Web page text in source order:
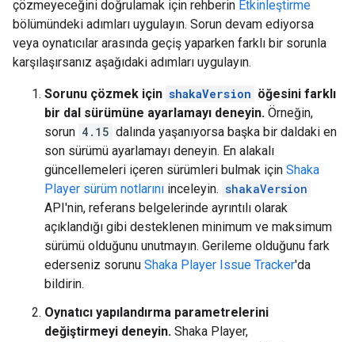
çözmeyeceğini doğrulamak için rehberin Etkinleştirme
bölümündeki adımları uygulayın. Sorun devam ediyorsa
veya oynatıcılar arasında geçiş yaparken farklı bir sorunla
karşılaşırsanız aşağıdaki adımları uygulayın.
Sorunu çözmek için shakaVersion öğesini farklı
bir dal sürümüne ayarlamayı deneyin. Örneğin,
sorun 4.15 dalında yaşanıyorsa başka bir daldaki en
son sürümü ayarlamayı deneyin. En alakalı
güncellemeleri içeren sürümleri bulmak için Shaka
Player sürüm notlarını inceleyin. shakaVersion
API'nin, referans belgelerinde ayrıntılı olarak
açıklandığı gibi desteklenen minimum ve maksimum
sürümü olduğunu unutmayın. Gerileme olduğunu fark
ederseniz sorunu Shaka Player Issue Tracker'da
bildirin.
Oynatıcı yapılandırma parametrelerini
değiştirmeyi deneyin. Shaka Player,